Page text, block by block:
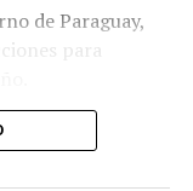
de Paraguay,
para
municipales